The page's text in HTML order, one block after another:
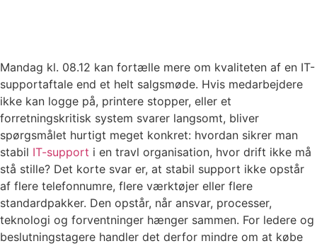
Mandag kl. 08.12 kan fortælle mere om kvaliteten af en IT-
supportaftale end et helt salgsmøde. Hvis medarbejdere
ikke kan logge på, printere stopper, eller et
forretningskritisk system svarer langsomt, bliver
spørgsmålet hurtigt meget konkret: hvordan sikrer man
stabil IT-support i en travl organisation, hvor drift ikke må
stå stille? Det korte svar er, at stabil support ikke opstår
af flere telefonnumre, flere værktøjer eller flere
standardpakker. Den opstår, når ansvar, processer,
teknologi og forventninger hænger sammen. For ledere og
beslutningstagere handler det derfor mindre om at købe